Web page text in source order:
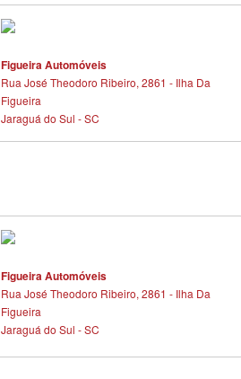
Figueira Automóveis
Rua José Theodoro Ribeiro, 2861 - Ilha Da
Figueira
Jaraguá do Sul - SC
Figueira Automóveis
Rua José Theodoro Ribeiro, 2861 - Ilha Da
Figueira
Jaraguá do Sul - SC